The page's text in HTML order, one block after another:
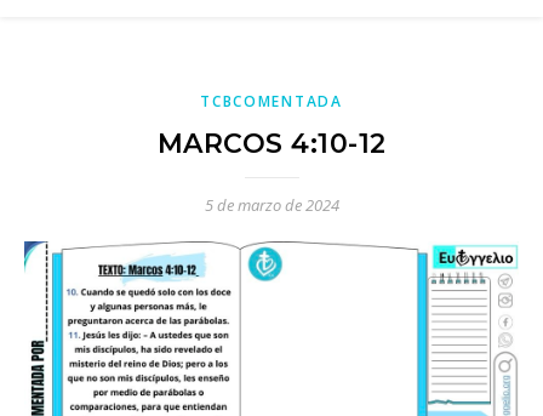
TCBCOMENTADA
MARCOS 4:10-12
5 de marzo de 2024